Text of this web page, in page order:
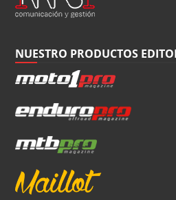
NUESTRO PRODUCTOS